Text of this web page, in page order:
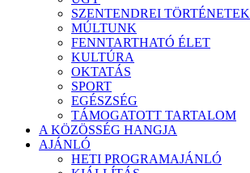
SZENTENDREI TÖRTÉNETEK
MÚLTUNK
FENNTARTHATÓ ÉLET
KULTÚRA
OKTATÁS
SPORT
EGÉSZSÉG
TÁMOGATOTT TARTALOM
A KÖZÖSSÉG HANGJA
AJÁNLÓ
HETI PROGRAMAJÁNLÓ